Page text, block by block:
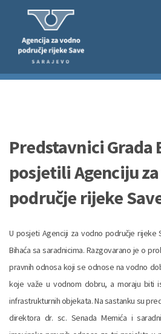
Predstavnici Grada
posjetili Agenciju
područje rijeke
U posjeti Agenciji za vodno područje rijeke
Bihaća sa saradnicima. Razgovarano je o
pravnih odnosa koji se odnose na vodno
koje važe u vodnom dobru, a moraju biti
infrastrukturnih objekata. Na sastanku su
direktora dr. sc. Senada Memića i